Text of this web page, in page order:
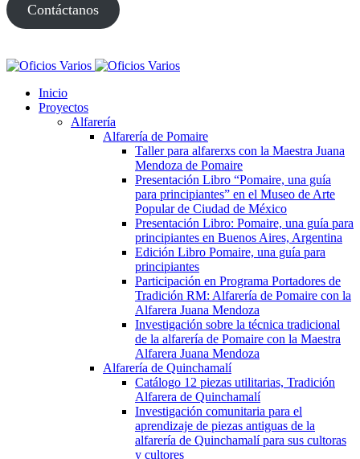
Contáctanos
Inicio
Proyectos
Alfarería
Alfarería de Pomaire
Taller para alfarerxs con la Maestra Juana
Mendoza de Pomaire
Presentación Libro “Pomaire, una guía
para principiantes” en el Museo de Arte
Popular de Ciudad de México
Presentación Libro: Pomaire, una guía para
principiantes en Buenos Aires, Argentina
Edición Libro Pomaire, una guía para
principiantes
Participación en Programa Portadores de
Tradición RM: Alfarería de Pomaire con la
Alfarera Juana Mendoza
Investigación sobre la técnica tradicional
de la alfarería de Pomaire con la Maestra
Alfarera Juana Mendoza
Alfarería de Quinchamalí
Catálogo 12 piezas utilitarias, Tradición
Alfarera de Quinchamalí
Investigación comunitaria para el
aprendizaje de piezas antiguas de la
alfarería de Quinchamalí para sus cultoras
y cultores